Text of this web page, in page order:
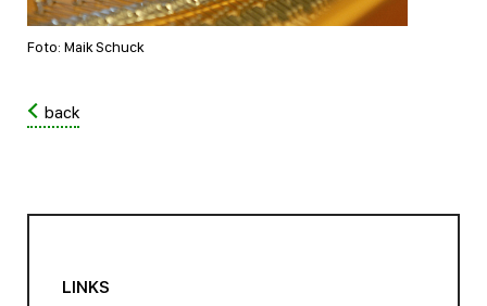
Foto: Maik Schuck
back
LINKS